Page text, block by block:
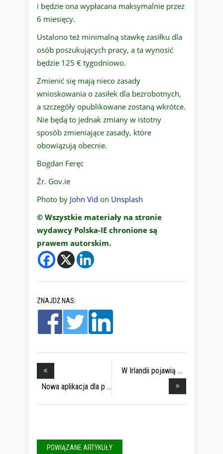
i będzie ona wypłacana maksymalnie przez
6 miesięcy.
Ustalono też minimalną stawkę zasiłku dla
osób poszukujących pracy, a ta wynosić
będzie 125 € tygodniowo.
Zmienić się mają nieco zasady
wnioskowania o zasiłek dla bezrobotnych,
a szczegóły opublikowane zostaną wkrótce.
Nie będą to jednak zmiany w istotny
sposób zmieniające zasady, które
obowiązują obecnie.
Bogdan Feręc
Źr. Gov.ie
Photo by John Vid on Unsplash
© Wszystkie materiały na stronie
wydawcy Polska-IE chronione są
prawem autorskim.
ZNAJDŹ NAS:
Nowa aplikacja dla p
W Irlandii pojawią
POWIĄZANE ARTYKUŁY